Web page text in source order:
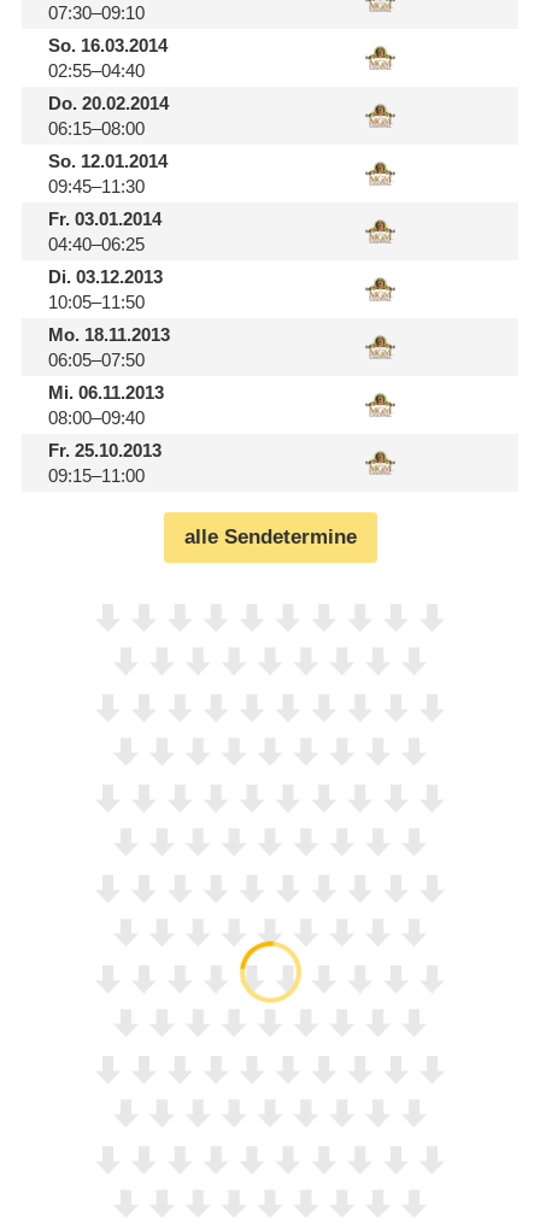
07:30–09:10
So.16.03.2014
02:55–04:40
Do.20.02.2014
06:15–08:00
So.12.01.2014
09:45–11:30
Fr.03.01.2014
04:40–06:25
Di.03.12.2013
10:05–11:50
Mo.18.11.2013
06:05–07:50
Mi.06.11.2013
08:00–09:40
Fr.25.10.2013
09:15–11:00
alle Sendetermine